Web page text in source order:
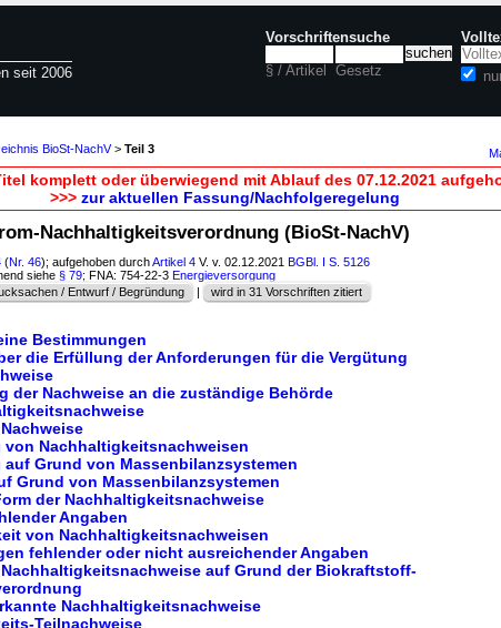
seit 2006
Vorschriftensuche
§ / Artikel Gesetz
BioSt-NachV> Teil 3
komplett oder überwiegend mit Ablauf des 07.12.2021
>>> zur aktuellen Fassung/Nachfolgeregelung
Nachhaltigkeitsverordnung (BioSt-NachV)
(Nr. 46); aufgehoben durchArtikel 4 V. v. 02.12.2021 BGBl. I S. 5126
siehe § 79; FNA: 754-22-3 Energieversorgung
/ Entwurf / Begründung | wird in 31 Vorschriften zitiert
Bestimmungen
die Erfüllung der Anforderungen für die Vergütung
der Nachweise an die zuständige Behörde
von Nachhaltigkeitsnachweisen
Grund von Massenbilanzsystemen
Grund von Massenbilanzsystemen
der Nachhaltigkeitsnachweise
Angaben
von Nachhaltigkeitsnachweisen
fehlender oder nicht ausreichender Angaben
auf Grund der Biokraftstoff-
Nachhaltigkeitsnachweise
Teilnachweise